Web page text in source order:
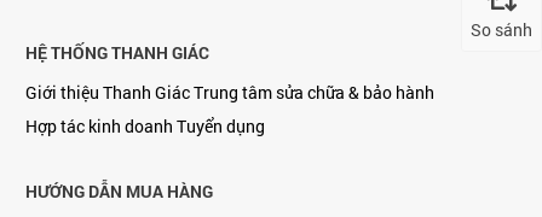
So sánh
HỆ THỐNG THANH GIÁC
Giới thiệu Thanh GiácTrung tâm sửa chữa & bảo hành
Hợp tác kinh doanh Tuyển dụng
HƯỚNG DẪN MUA HÀNG